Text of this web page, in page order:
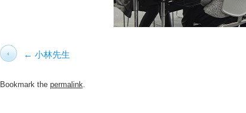
小林先生
Bookmark the permalink.